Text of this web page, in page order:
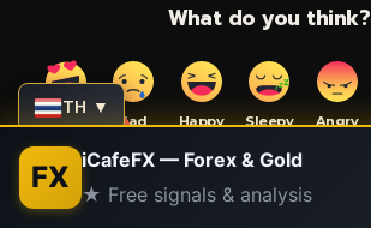
What do you think?
Love
0
Sad
0
Happy
0
Sleepy
0
Angry
TH ▼
FX iCafeFX — Forex & Gold
★ Free signals & analysis
Contact us
Open